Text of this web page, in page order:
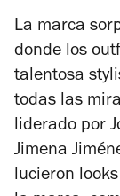
La marca
donde los
talentosa
todas las
liderado por
Jimena
lucieron